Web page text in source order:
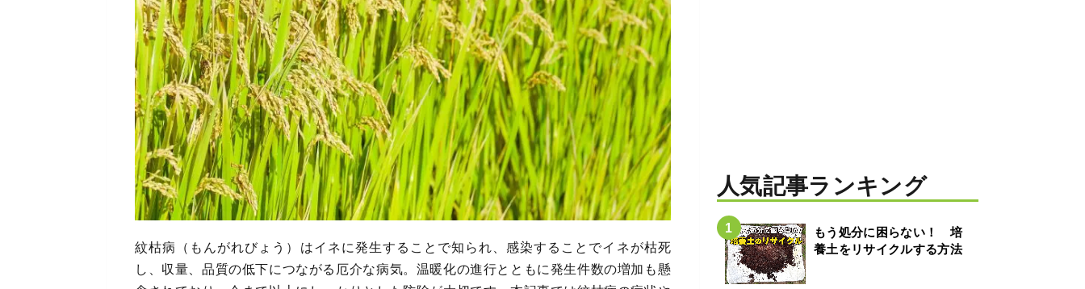
紋枯病（もんがれびょう）はイネに発生することで知られ、感染することでイネが枯死
し、収量、品質の低下につながる厄介な病気。温暖化の進行とともに発生件数の増加も懸
人気記事ランキング
もう処分に困らない！ 培
養土をリサイクルする方法